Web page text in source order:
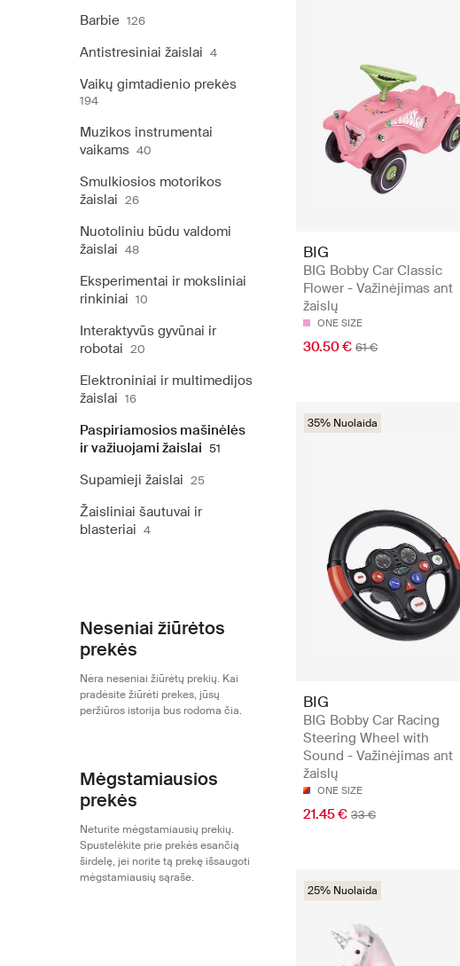
Barbie 126
Antistresiniai žaislai 4
Vaikų gimtadienio prekės
194
Muzikos instrumentai
vaikams 40
Smulkiosios motorikos
žaislai 26
Nuotoliniu būdu valdomi
žaislai 48
Eksperimentai ir moksliniai
rinkiniai 10
Interaktyvūs gyvūnai ir
robotai 20
Elektroniniai ir multimedijos
žaislai 16
Paspiriamosios mašinėlės
ir važiuojami žaislai 51
Supamieji žaislai 25
Žaisliniai šautuvai ir
blasteriai 4
Neseniai žiūrėtos
prekės
Nėra neseniai žiūrėtų prekių. Kai
pradėsite žiūrėti prekes, jūsų
peržiūros istorija bus rodoma čia.
Mėgstamiausios
prekės
Neturite mėgstamiausių prekių.
Spustelėkite prie prekės esančią
širdelę, jei norite tą prekę išsaugoti
mėgstamiausių sąraše.
BIG
BIG Bobby Car Classic
Flower - Važinėjimas ant
žaislų
ONE SIZE
30.50 € 61 €
35% Nuolaida
BIG
BIG Bobby Car Racing
Steering Wheel with
Sound - Važinėjimas ant
žaislų
ONE SIZE
21.45 € 33 €
25% Nuolaida